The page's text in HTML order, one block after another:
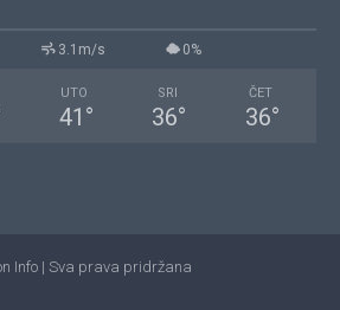
3.1m/s 0%
UTO
41 °
SRI
36°
ČET
36°
Info | Sva prava pridržana